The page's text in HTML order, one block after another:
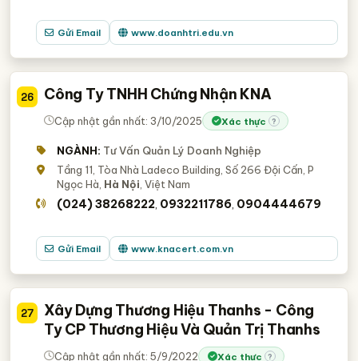
Gửi Email www.doanhtri.edu.vn
26 Công Ty TNHH Chứng Nhận KNA
Cập nhật gần nhất: 3/10/2025 Xác thực ?
NGÀNH: Tư Vấn Quản Lý Doanh Nghiệp
Tầng 11, Tòa Nhà Ladeco Building, Số 266 Đội Cấn, P
Ngọc Hà, Hà Nội , Việt Nam
(024) 38268222 0932211786 0904444679
Gửi Email www.knacert.com.vn
27
Xây Dựng Thương Hiệu Thanhs - Công
Ty CP Thương Hiệu Và Quản Trị Thanhs
Cập nhật gần nhất: 5/9/2022 Xác thực ?